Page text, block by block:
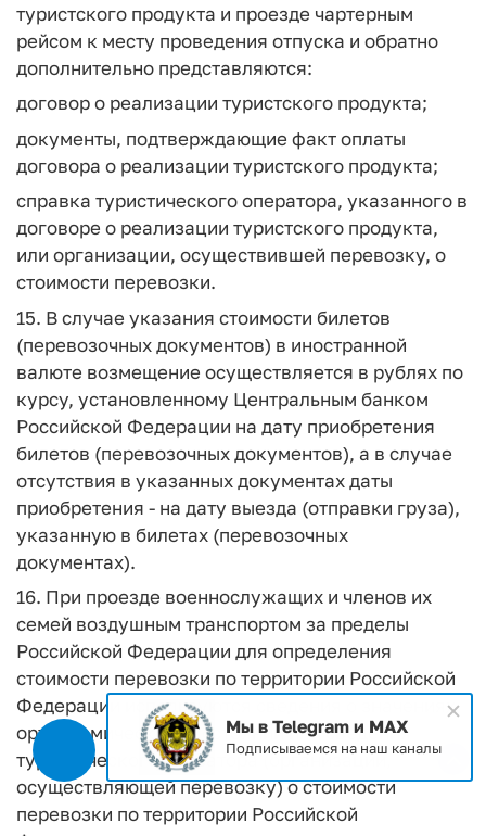
туристского продукта и проезде чартерным
рейсом к месту проведения отпуска и обратно
дополнительно представляются:
договор о реализации туристского продукта;
документы, подтверждающие факт оплаты
договора о реализации туристского продукта;
справка туристического оператора, указанного в
договоре о реализации туристского продукта,
или организации, осуществившей перевозку, о
стоимости перевозки.
15. В случае указания стоимости билетов
(перевозочных документов) в иностранной
валюте возмещение осуществляется в рублях по
курсу, установленному Центральным банком
Российской Федерации на дату приобретения
билетов (перевозочных документов), а в случае
отсутствия в указанных документах даты
приобретения - на дату выезда (отправки груза),
указанную в билетах (перевозочных
документах).
16. При проезде военнослужащих и членов их
семей воздушным транспортом за пределы
Российской Федерации для определения
стоимости перевозки по территории Российской
Федерации используются сведения о значениях
ортодромических расстояний или сведения
туристического оператора (организации,
осуществляющей перевозку) о стоимости
перевозки по территории Российской
Мы в Telegram и MAX
Подписываемся на наш каналы